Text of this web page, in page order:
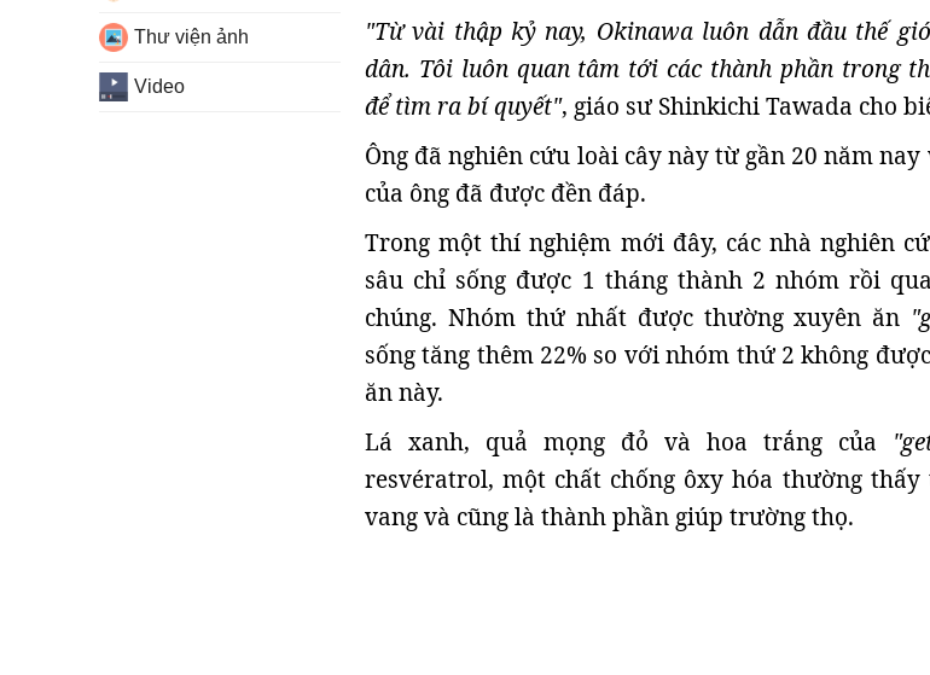
"Từ vài thập kỷ nay, Okinawa luôn dẫn đầu thế
dân. Tôi luôn quan tâm tới các thành phần trong
để tìm ra bí quyết", giáo sư Shinkichi Tawada cho
Ông đã nghiên cứu loài cây này từ gần 20 năm
của ông đã được đền đáp.
Trong một thí nghiệm mới đây, các nhà nghiên
sâu chỉ sống được 1 tháng thành 2 nhóm rồi
chúng. Nhóm thứ nhất được thường xuyên ăn
sống tăng thêm 22% so với nhóm thứ 2 không
ăn này.
Lá xanh, quả mọng đỏ và hoa trắng của
resvératrol, một chất chống ôxy hóa thường
vang và cũng là thành phần giúp trường thọ.
Thư viện ảnh
Video